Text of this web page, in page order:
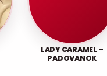
LADY CARAMEL –
PADOVANOK